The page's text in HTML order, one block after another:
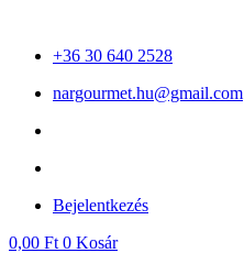
tartalomhoz+36 30 640 2528
nargourmet.hu@gmail.com
Bejelentkezés
0,00 Ft 0 Kosár